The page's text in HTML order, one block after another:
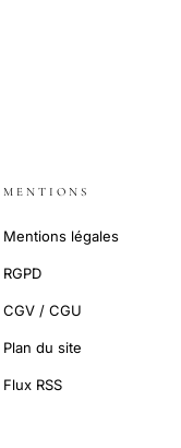
MENTIONS
Mentions légales
RGPD
CGV / CGU
Plan du site
Flux RSS